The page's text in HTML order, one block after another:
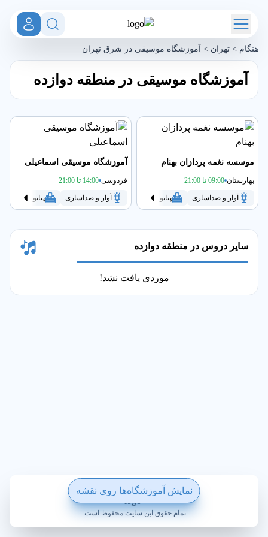
هنگام > تهران > آموزشگاه موسیقی در شرق تهران
آموزشگاه موسیقی در منطقه دوازده
سایر دروس در منطقه دوازده
موردی یافت نشد!
موسسه نغمه پردازان بهنام
بهارستان 09:00 تا 21:00
آواز و صداسازی پیانو سنتور سه تار گیتار
آموزشگاه موسیقی اسماعیلی
فردوسی 14:00 تا 21:00
آواز و صداسازی پیانو
نمایش آموزشگاه‌ها روی نقشه
ساخته شده با ❤️ در ویکی پلاس
تمام حقوق این سایت محفوظ است.